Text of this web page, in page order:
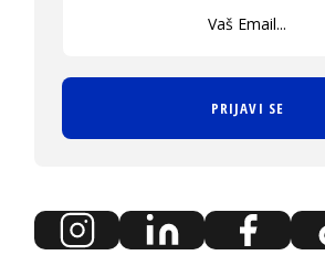
PRIJAVI SE